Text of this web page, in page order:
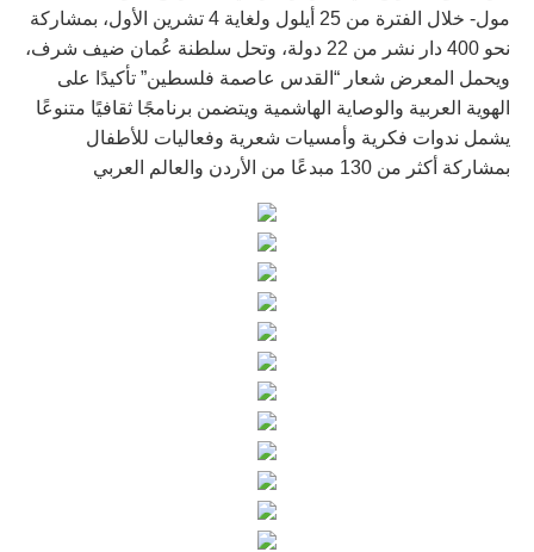
مول- خلال الفترة من 25 أيلول ولغاية 4 تشرين الأول، بمشاركة
نحو 400 دار نشر من 22 دولة، وتحل سلطنة عُمان ضيف شرف،
ويحمل المعرض شعار “القدس عاصمة فلسطين” تأكيدًا على
الهوية العربية والوصاية الهاشمية ويتضمن برنامجًا ثقافيًا متنوعًا
يشمل ندوات فكرية وأمسيات شعرية وفعاليات للأطفال
بمشاركة أكثر من 130 مبدعًا من الأردن والعالم العربي